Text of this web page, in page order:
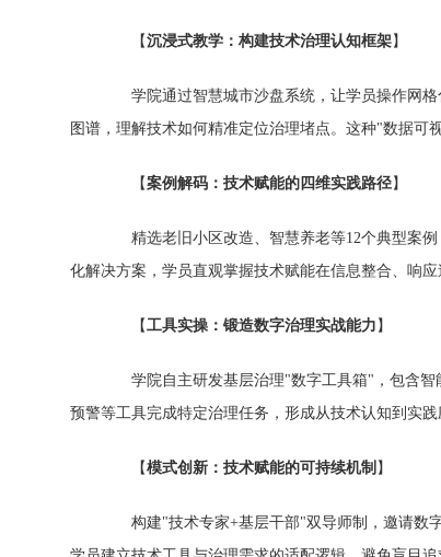
【沉浸式教学：构建技术治理认知框架】
学院通过智慧城市沙盘系统，让学员操作网格
图谱，理解技术如何精准定位治理堵点。这种"数据可
【案例解码：技术赋能的四维实践路径】
精选老旧小区改造、智慧养老等12个典型案例
化解决方案，学员直观掌握技术赋能在信息整合、响
【工具实操：锻造数字治理实战能力 】
学院自主研发基层治理"数字工具箱"，包含智
预警等工具完成特定治理任务，形成从技术认知到实践
【模式创新：技术赋能的可持续机制 】
构建"技术专家+基层干部"双导师制，邀请数字